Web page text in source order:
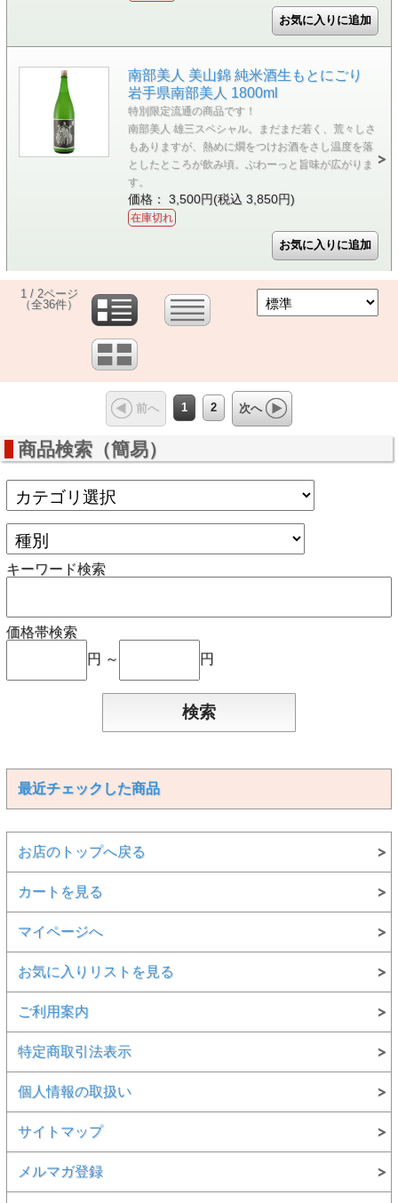
南部美人 美山錦 純米酒生もとにごり
岩手県南部美人 1800ml
特別限定流通の商品です！
南部美人 雄三スペシャル。まだまだ若く、荒々しさ
もありますが、熱めに燗をつけお酒をさし温度を落
としたところが飲み頃。ぶわーっと旨味が広がりま
す。
価格： 3,500円(税込 3,850円)
在庫切れ
1 / 2ページ
（全36件）
前へ 1 2 次へ
商品検索（簡易）
キーワード検索
価格帯検索
円 ～
円
最近チェックした商品
お店のトップへ戻る
カートを見る
マイページへ
お気に入りリストを見る
ご利用案内
特定商取引法表示
個人情報の取扱い
サイトマップ
メルマガ登録